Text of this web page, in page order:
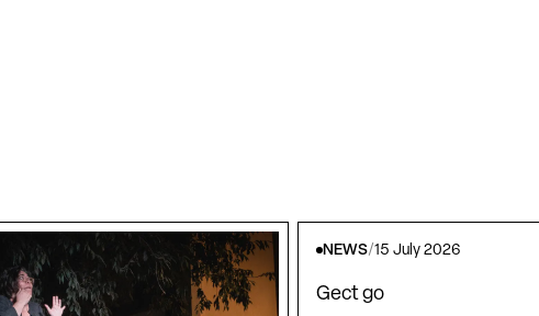
NEWS/15 July 2026
Gect go